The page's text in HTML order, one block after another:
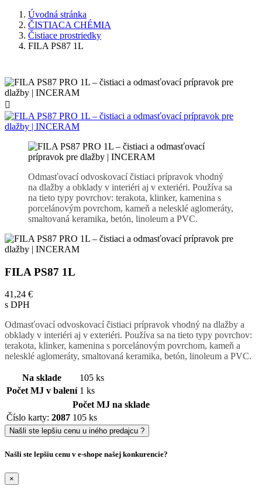
Úvodná stránka
ČISTIACA CHÉMIA
Čistiace prostriedky
FILA PS87 1L

Odmasťovací odvoskovací čistiaci prípravok vhodný
na dlažby a obklady v interiéri aj v exteriéri. Používa sa
na tieto typy povrchov: terakota, klinker, kamenina s
porcelánovým povrchom, kameň a nelesklé aglomeráty,
smaltovaná keramika, betón, linoleum a PVC.
FILA PS87 1L
41,24 €
s DPH
Odmasťovací odvoskovací čistiaci prípravok vhodný na dlažby a
obklady v interiéri aj v exteriéri. Používa sa na tieto typy povrchov:
terakota, klinker, kamenina s porcelánovým povrchom, kameň a
nelesklé aglomeráty, smaltovaná keramika, betón, linoleum a PVC.
Na sklade
105 ks
Počet MJ v balení 1 ks
Počet MJ na sklade
Číslo karty: 2087 105 ks
Našli ste lepšiu cenu u iného predajcu ?
Našli ste lepšiu cenu v e-shope našej konkurencie?
×